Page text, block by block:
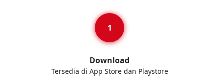
Download
Tersedia di App Store dan Playstore